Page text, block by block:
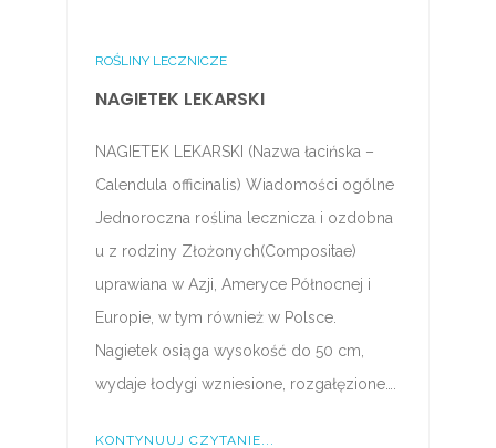
ROŚLINY LECZNICZE
NAGIETEK LEKARSKI
NAGIETEK LEKARSKI (Nazwa łacińska –
Calendula officinalis) Wiadomości ogólne
Jednoroczna roślina lecznicza i ozdobna
u z rodziny Złożonych(Compositae)
uprawiana w Azji, Ameryce Północnej i
Europie, w tym również w Polsce.
Nagietek osiąga wysokość do 50 cm,
wydaje łodygi wzniesione, rozgałęzione….
KONTYNUUJ CZYTANIE...